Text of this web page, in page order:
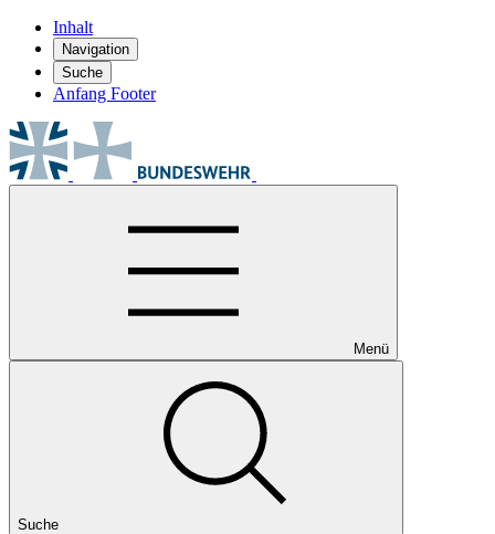
Inhalt
Navigation
Suche
Anfang Footer
Menü
Suche